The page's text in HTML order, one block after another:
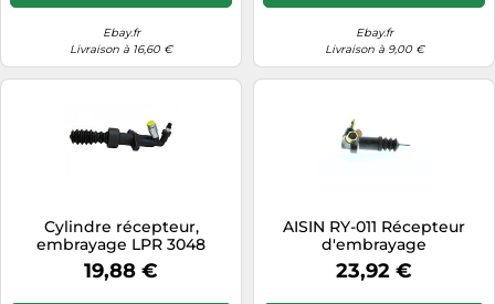
Ebay.fr
Livraison à 16,60 €
Ebay.fr
Livraison à 9,00 €
Cylindre récepteur,
embrayage LPR 3048
19,88 €
AISIN RY-011 Récepteur
d'embrayage
23,92 €